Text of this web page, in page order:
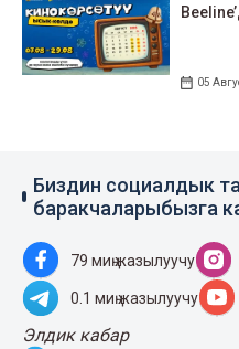
05
Биздин социалдык
баракчаларыбызга
79 миң жазылуучу
0.1 миң жазылуучу
Элдик кабар